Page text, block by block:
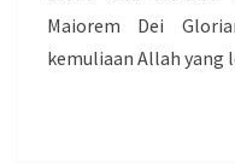
Maiorem Dei
kemuliaan Allah yang